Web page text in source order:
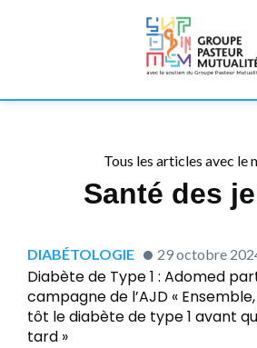
Tous les articles avec le
Santé des
DIABÉTOLOGIE 29 octobre
Diabète de Type 1 : Adomed
campagne de l’AJD «
tôt le diabète de type 1 avant
tard »